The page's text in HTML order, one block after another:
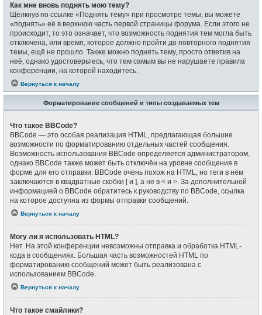
Как мне вновь поднять мою тему?
Щёлкнув по ссылке «Поднять тему» при просмотре темы, вы можете
«поднять» её в верхнюю часть первой страницы форума. Если этого не
происходит, то это означает, что возможность поднятия тем могла быть
отключена, или время, которое должно пройти до повторного поднятия
темы, ещё не прошло. Также можно поднять тему, просто ответив на
неё, однако удостоверьтесь, что тем самым вы не нарушаете правила
конференции, на которой находитесь.
Вернуться к началу
Форматирование сообщений и типы создаваемых тем
Что такое BBCode?
BBCode — это особая реализация HTML, предлагающая большие
возможности по форматированию отдельных частей сообщения.
Возможность использования BBCode определяется администратором,
однако BBCode также может быть отключён на уровне сообщения в
форме для его отправки. BBCode очень похож на HTML, но теги в нём
заключаются в квадратные скобки [ и ], а не в < и >. За дополнительной
информацией о BBCode обратитесь к руководству по BBCode, ссылка
на которое доступна из формы отправки сообщений.
Вернуться к началу
Могу ли я использовать HTML?
Нет. На этой конференции невозможны отправка и обработка HTML-
кода в сообщениях. Большая часть возможностей HTML по
форматированию сообщений может быть реализована с
использованием BBCode.
Вернуться к началу
Что такое смайлики?